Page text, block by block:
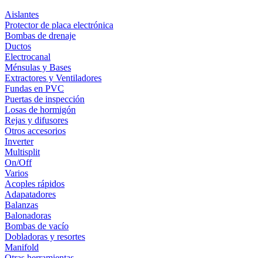
Aislantes
Protector de placa electrónica
Bombas de drenaje
Ductos
Electrocanal
Ménsulas y Bases
Extractores y Ventiladores
Fundas en PVC
Puertas de inspección
Losas de hormigón
Rejas y difusores
Otros accesorios
Inverter
Multisplit
On/Off
Varios
Acoples rápidos
Adapatadores
Balanzas
Balonadoras
Bombas de vacío
Dobladoras y resortes
Manifold